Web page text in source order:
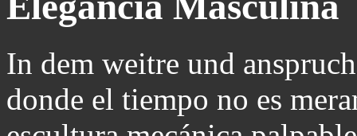
In dem weitre und
donde el tiempo no es